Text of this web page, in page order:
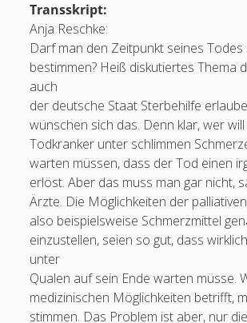
Karteinummer 1853410
Transskript:
Anja Reschke:
Darf man den Zeitpunkt seines Todes
bestimmen? Heiß diskutiertes Thema
auch
der deutsche Staat Sterbehilfe
wünschen sich das. Denn klar, wer
Todkranker unter schlimmen
warten müssen, dass der Tod einen
erlöst. Aber das muss man gar nicht,
Ärzte. Die Möglichkeiten der
also beispielsweise Schmerzmittel
einzustellen, seien so gut, dass
unter
Qualen auf sein Ende warten müsse.
medizinischen Möglichkeiten betrifft,
stimmen. Das Problem ist aber, nur